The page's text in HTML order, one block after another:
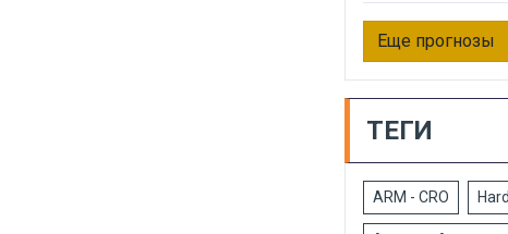
Еще прогнозы
ТЕГИ
ARM - CRO